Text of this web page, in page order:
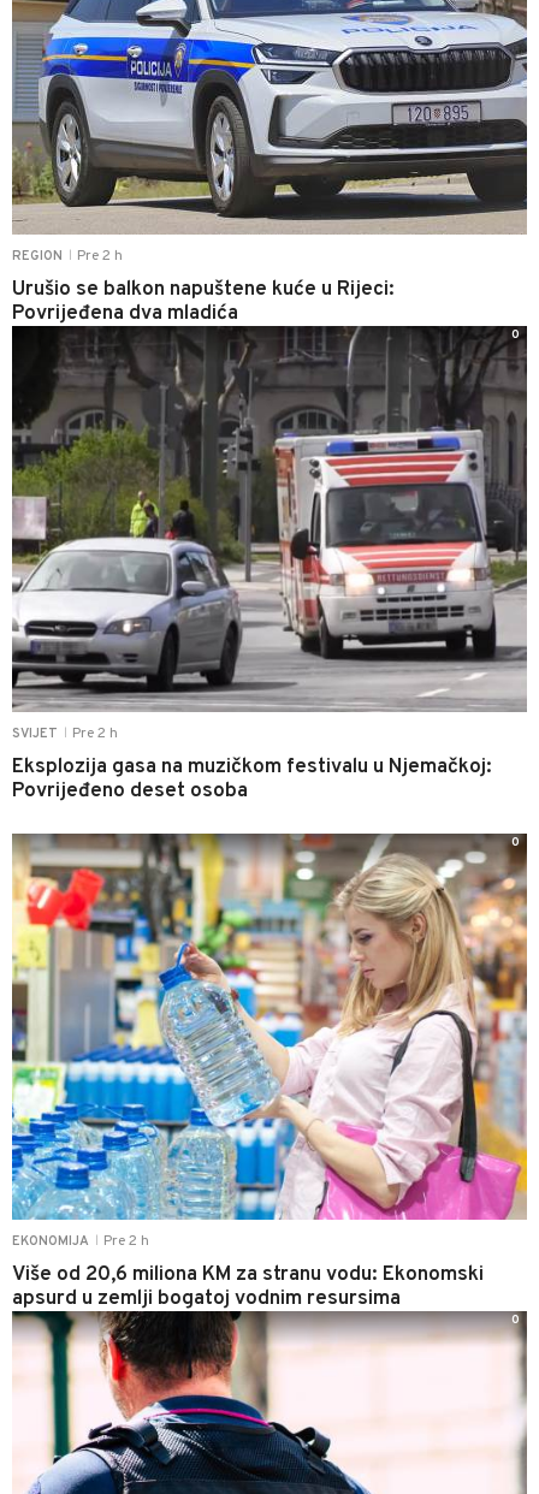
REGION Pre 2 h
Urušio se balkon napuštene kuće u Rijeci:
Povrijeđena dva mladića
SVIJET Pre 2 h
Eksplozija gasa na muzičkom festivalu u Njemačkoj:
Povrijeđeno deset osoba
0
EKONOMIJA Pre 2 h
Više od 20,6 miliona KM za stranu vodu: Ekonomski
apsurd u zemlji bogatoj vodnim resursima
0
0